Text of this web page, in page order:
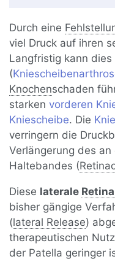
Durch eine
viel Druck auf ihren
Langfristig kann dies
(
Knochenschaden
starken vorderen
Kniescheibe. Die
verringern die
Verlängerung des
Haltebandes (
Diese laterale
bisher gängige
(lateral Release)
therapeutischen
der Patella geringer